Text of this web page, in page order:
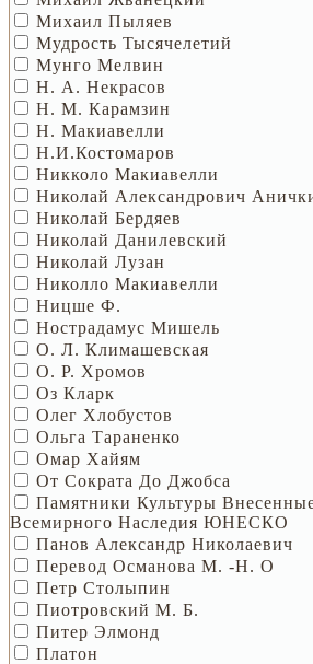
Михаил Пыляев
Мудрость Тысячелетий
Мунго Мелвин
Н. А. Некрасов
Н. М. Карамзин
Н. Макиавелли
Н.И.Костомаров
Никколо Макиавелли
Николай Александрович
Николай Бердяев
Николай Данилевский
Николай Лузан
Николло Макиавелли
Ницше Ф.
Нострадамус Мишель
О. Л. Климашевская
О. Р. Хромов
Оз Кларк
Олег Хлобустов
Ольга Тараненко
Омар Хайям
От Сократа До Джобса
Памятники Культуры
Всемирного Наследия ЮНЕСКО
Панов Александр Николаевич
Перевод Османова М. -Н. О
Петр Столыпин
Пиотровский М. Б.
Питер Элмонд
Платон